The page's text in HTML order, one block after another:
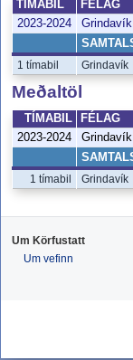
TÍMABIL FÉLAG
2023-2024
Grindavík
1 tímabil Grindavík
Meðaltöl
TÍMABIL FÉLAG
2023-2024
Grindavík
1 tímabil Grindavík
Um Körfustatt
Um vefinn